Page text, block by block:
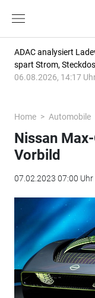
ADAC analysiert
spart Strom,
06.08.2026, 14:17
Home Automobile
Nissan
Vorbild
07.02.2023 07:00 Uhr